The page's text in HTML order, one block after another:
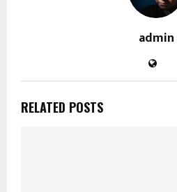
admin
RELATED POSTS